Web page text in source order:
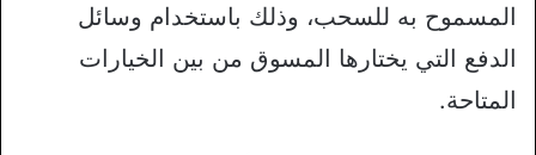
المسموح به للسحب، وذلك باستخدام وسائل
الدفع التي يختارها المسوق من بين الخيارات
المتاحة.